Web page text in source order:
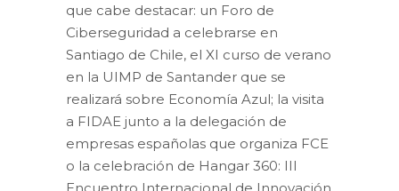
que cabe destacar: un Foro de
Ciberseguridad a celebrarse en
Santiago de Chile, el XI curso de verano
en la UIMP de Santander que se
realizará sobre Economía Azul; la visita
a FIDAE junto a la delegación de
empresas españolas que organiza FCE
o la celebración de Hangar 360: III